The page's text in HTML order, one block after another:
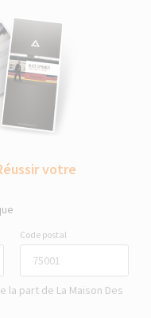
votre
Code postal
la part de La Maison Des